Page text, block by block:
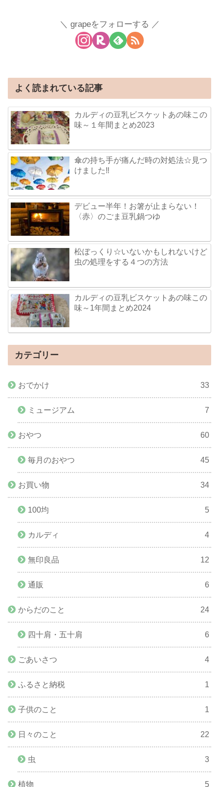
grapeをフォローする
よく読まれている記事
カルディの豆乳ビスケットあの味この
味～１年間まとめ2023
傘の持ち手が痛んだ時の対処法☆見つ
けました‼
デビュー半年！お箸が止まらない！
〈赤〉のごま豆乳鍋つゆ
松ぼっくり☆いないかもしれないけど
虫の処理をする４つの方法
カルディの豆乳ビスケットあの味この
味～1年間まとめ2024
カテゴリー
おでかけ 33
ミュージアム 7
おやつ 60
毎月のおやつ 45
お買い物 34
100均 5
カルディ 4
無印良品 12
通販 6
からだのこと 24
四十肩・五十肩 6
ごあいさつ 4
ふるさと納税 1
子供のこと 1
日々のこと 22
虫 3
植物 5